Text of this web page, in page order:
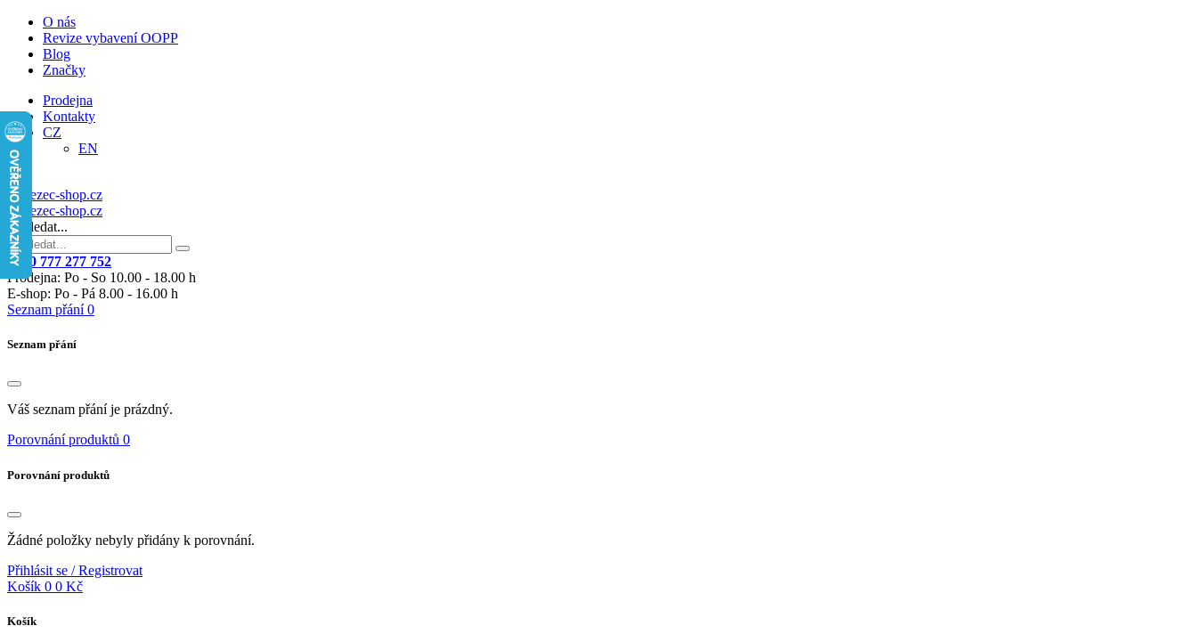
O nás
Revize vybavení OOPP
Blog
Značky
Prodejna
Kontakty
CZ
EN
Vyhledat...
+420 777 277 752
Prodejna: Po - So 10.00 - 18.00 h
E-shop: Po - Pá 8.00 - 16.00 h
Seznam přání 0
Seznam přání
Váš seznam přání je prázdný.
Porovnání produktů 0
Porovnání produktů
Žádné položky nebyly přidány k porovnání.
Přihlásit se / Registrovat
Košík 0 0 Kč
Košík